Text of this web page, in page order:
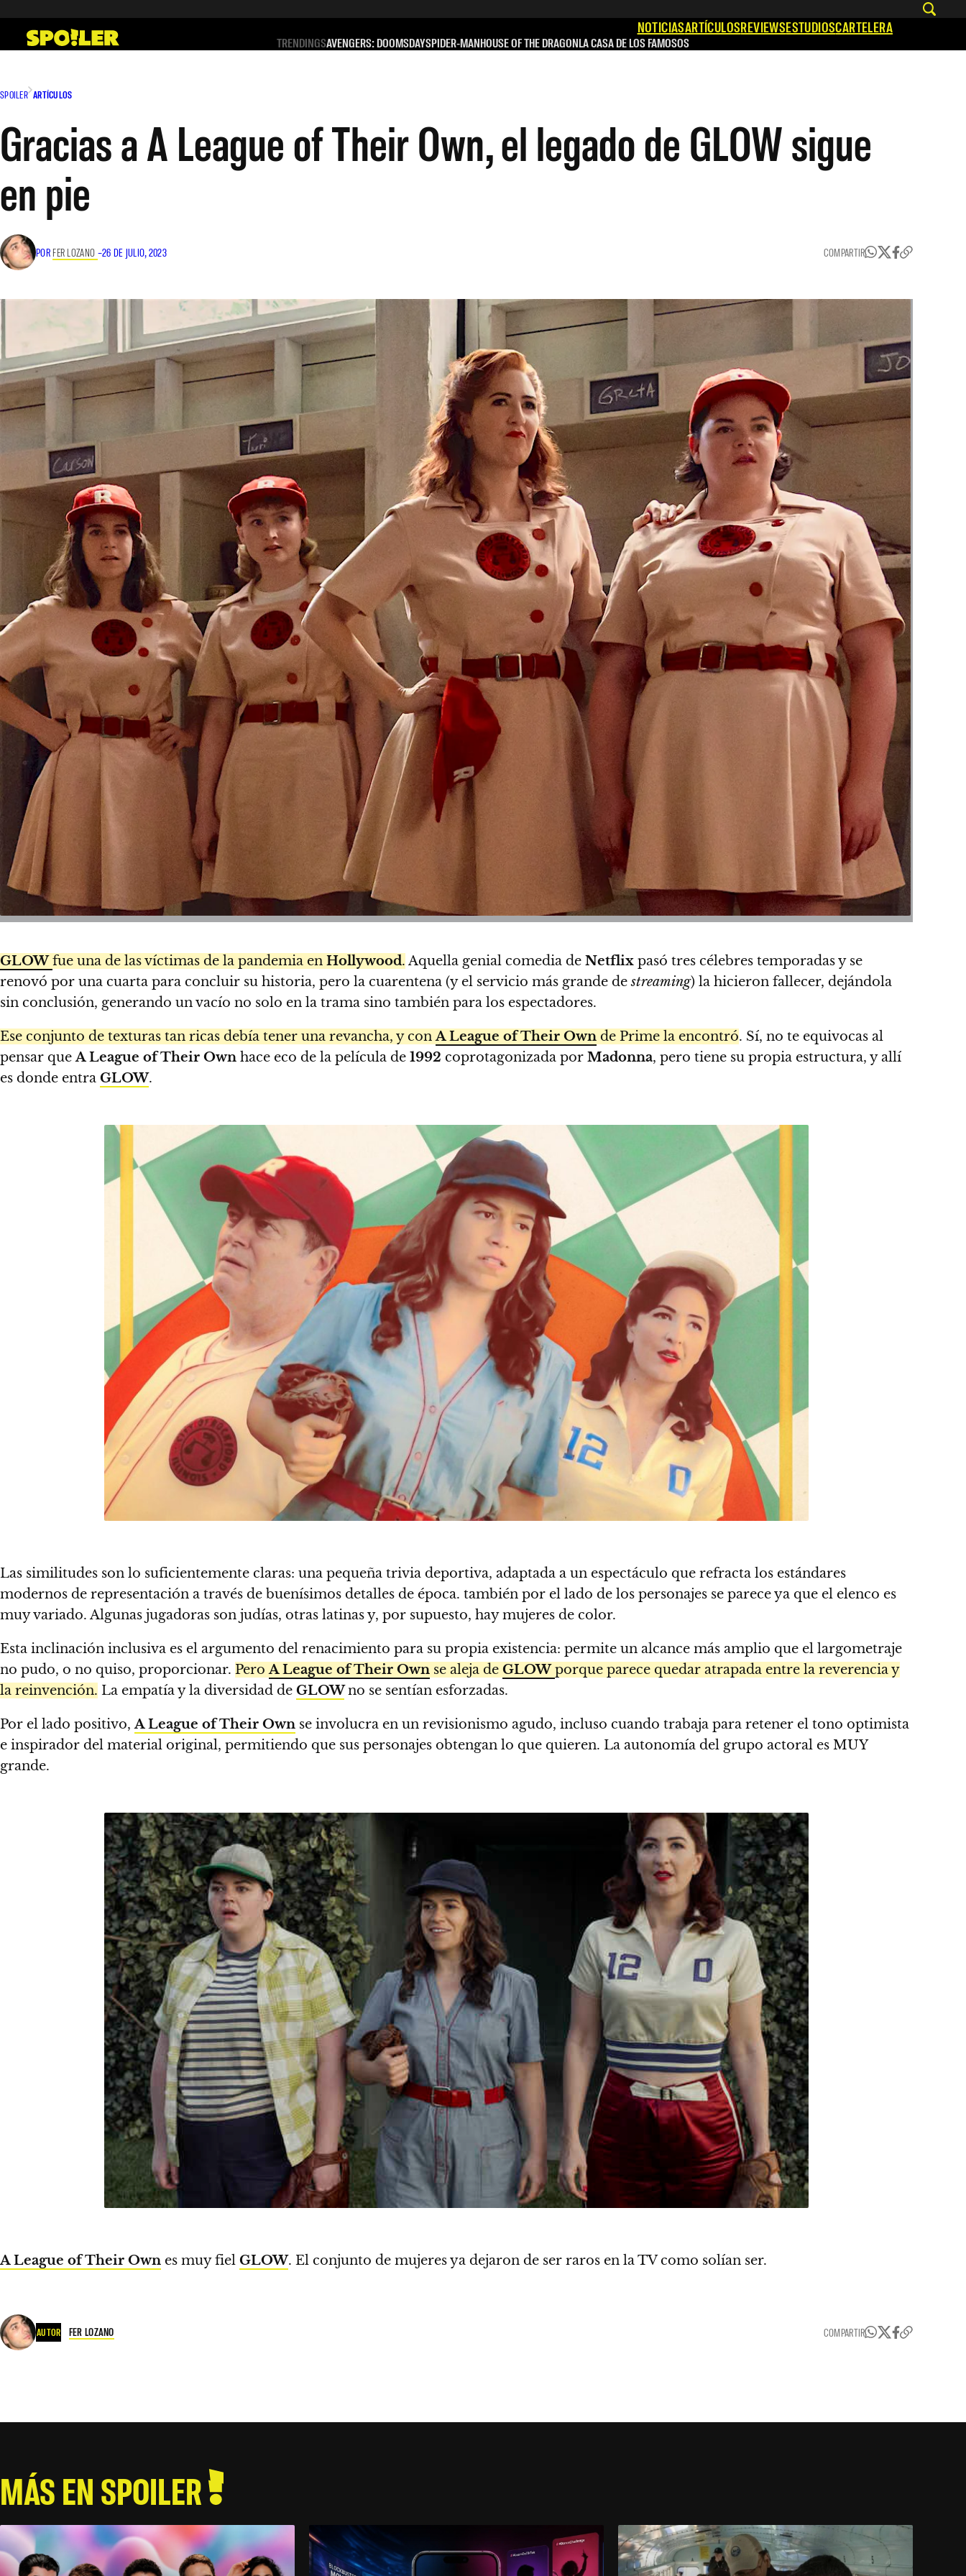
contenido
NOTICIASARTÍCULOSREVIEWSESTUDIOSCARTELERA
TRENDINGSAVENGERS: DOOMSDAYSPIDER-MANHOUSE OF THE DRAGONLA CASA DE LOS FAMOSOS
SPOILER ARTÍCULOS
Gracias a A League of Their Own, el legado de GLOW sigue
en pie
POR FER LOZANO –26 DE JULIO, 2023 COMPARTIR
GLOW fue una de las víctimas de la pandemia en Hollywood. Aquella genial comedia de Netflix pasó tres célebres temporadas y se
renovó por una cuarta para concluir su historia, pero la cuarentena (y el servicio más grande destreaming) la hicieron fallecer, dejándola
sin conclusión, generando un vacío no solo en la trama sino también para los espectadores.
Ese conjunto de texturas tan ricas debía tener una revancha, y conA League of Their Own de Prime la encontró. Sí, no te equivocas al
pensar queA League of Their Own hace eco de la película de 1992 coprotagonizada por Madonna, pero tiene su propia estructura, y allí
es donde entra GLOW.
Las similitudes son lo suficientemente claras: una pequeña trivia deportiva, adaptada a un espectáculo que refracta los estándares
modernos de representación a través de buenísimos detalles de época. también por el lado de los personajes se parece ya que el elenco es
muy variado. Algunas jugadoras son judías, otras latinas y, por supuesto, hay mujeres de color.
Esta inclinación inclusiva es el argumento del renacimiento para su propia existencia: permite un alcance más amplio que el largometraje
no pudo, o no quiso, proporcionar. PeroA League of Their Own se aleja de GLOW porque parece quedar atrapada entre la reverencia y
la reinvención. La empatía y la diversidad de GLOW no se sentían esforzadas.
Por el lado positivo,A League of Their Own se involucra en un revisionismo agudo, incluso cuando trabaja para retener el tono optimista
e inspirador del material original, permitiendo que sus personajes obtengan lo que quieren. La autonomía del grupo actoral es MUY
grande.
A League of Their Own es muy fiel GLOW. El conjunto de mujeres ya dejaron de ser raros en la TV como solían ser.
AUTOR FER LOZANO COMPARTIR
MÁS EN SPOILER